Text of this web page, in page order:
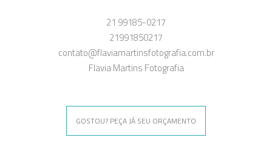
21 99185-0217
21991850217
contato@flaviamartinsfotografia.com.br
Flavia Martins Fotografia
GOSTOU? PEÇA JÁ SEU ORÇAMENTO